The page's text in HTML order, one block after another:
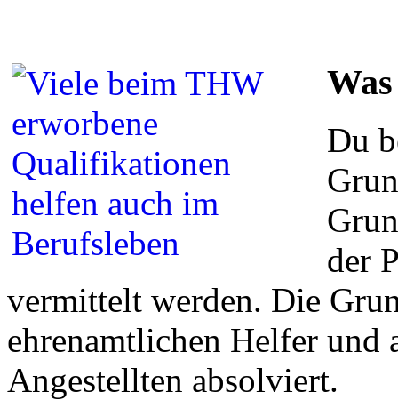
Du
der
vermittelt werden. Die
ehrenamtlichen Helfer und
Angestellten absolviert.